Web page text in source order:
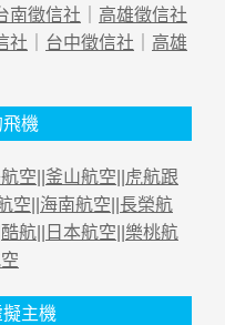
南徵信社 ｜ 高雄徵信社
社 ｜ 台中徵信社 ｜ 高雄
機
空 釜山航空
虎航跟
空 海南航空 長榮航
酷航 日本航空 樂桃航
主機